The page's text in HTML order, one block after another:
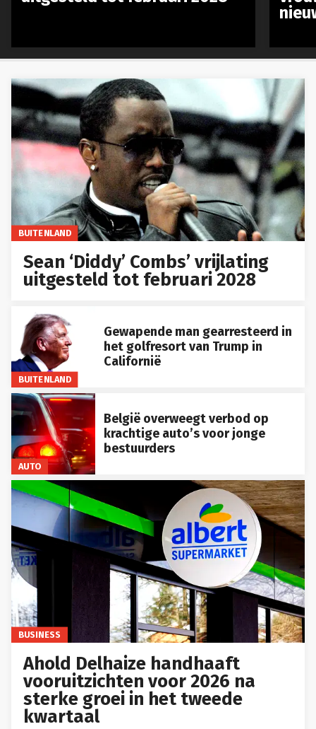
BUITENLAND
Sean ‘Diddy’ Combs’ vrijlating
uitgesteld tot februari 2028
BUITENLAND
Gewapende man gearresteerd in
het golfresort van Trump in
Californië
AUTO
België overweegt verbod op
krachtige auto’s voor jonge
bestuurders
BUSINESS
Ahold Delhaize handhaaft
vooruitzichten voor 2026 na
sterke groei in het tweede
kwartaal